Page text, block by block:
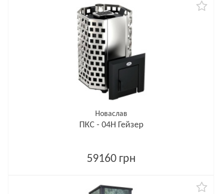
Новаслав
ПКС - 04Н Гейзер
59160 грн